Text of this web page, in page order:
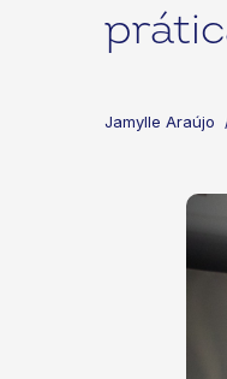
Jamylle Araújo